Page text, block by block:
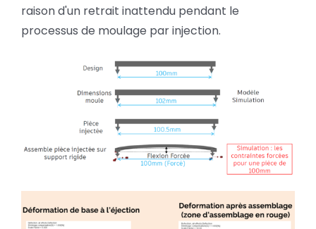
raison d'un retrait inattendu pendant le
processus de moulage par injection.